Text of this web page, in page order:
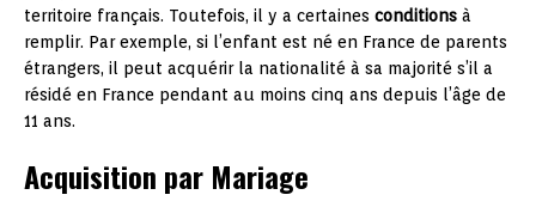
territoire français. Toutefois, il y a certaines conditions à
remplir. Par exemple, si l’enfant est né en France de parents
étrangers, il peut acquérir la nationalité à sa majorité s’il a
résidé en France pendant au moins cinq ans depuis l’âge de
11 ans.
Acquisition par Mariage